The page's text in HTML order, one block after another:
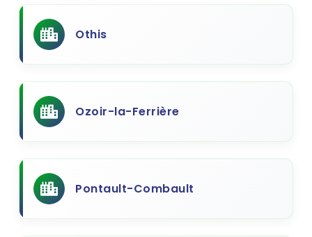
Othis
Ozoir-la-Ferrière
Pontault-Combault